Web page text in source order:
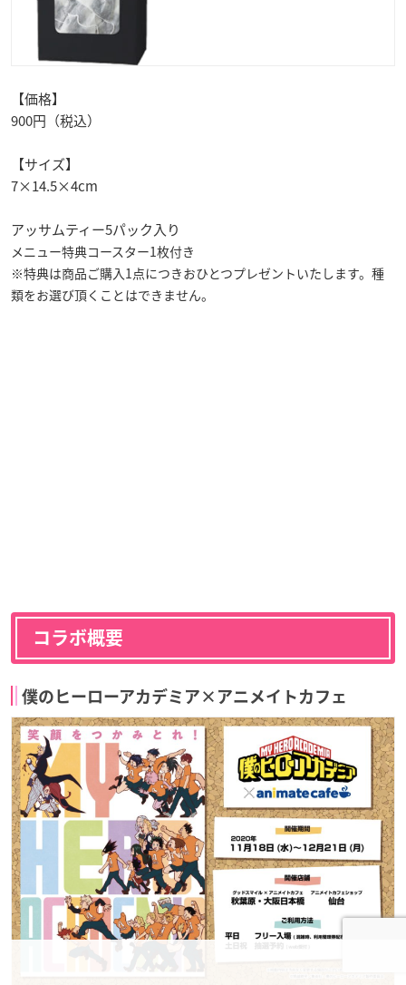
【価格】
900円（税込）
【サイズ】
7×14.5×4cm
アッサムティー5パック入り
メニュー特典コースター1枚付き
※特典は商品ご購入1点につきおひとつプレゼントいたします。種
類をお選び頂くことはできません。
コラボ概要
僕のヒーローアカデミア×アニメイトカフェ